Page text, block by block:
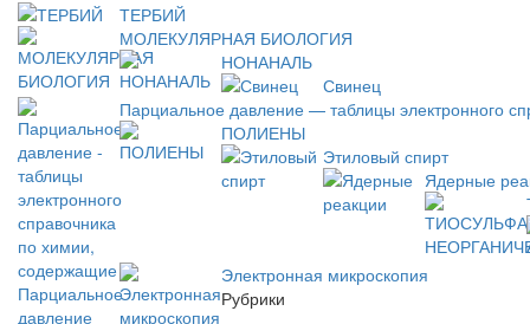
ТЕРБИЙ
МОЛЕКУЛЯРНАЯ БИОЛОГИЯ
НОНАНАЛЬ
Свинец
Парциальное давление — таблицы электронного
ПОЛИЕНЫ
Этиловый спирт
Ядерные
Электронная микроскопия
Рубрики